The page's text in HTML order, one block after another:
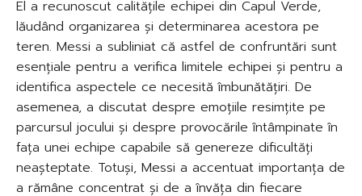
El a recunoscut calitățile echipei din Capul Verde,
lăudând organizarea și determinarea acestora pe
teren. Messi a subliniat că astfel de confruntări sunt
esențiale pentru a verifica limitele echipei și pentru a
identifica aspectele ce necesită îmbunătățiri. De
asemenea, a discutat despre emoțiile resimțite pe
parcursul jocului și despre provocările întâmpinate în
fața unei echipe capabile să genereze dificultăți
neașteptate. Totuși, Messi a accentuat importanța de
a rămâne concentrat și de a învăța din fiecare